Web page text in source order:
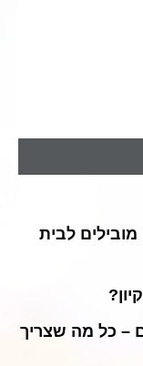
לבית
– כל מה שצריך